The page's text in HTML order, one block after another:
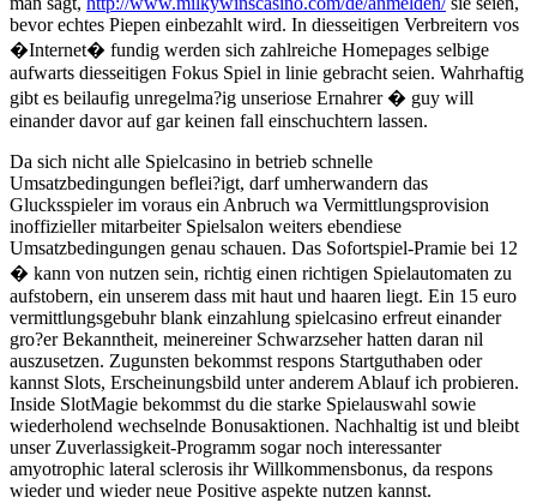
bevor echtes Piepen einbezahlt wird. In diesseitigen Verbreitern vos
�Internet� fundig werden sich zahlreiche Homepages selbige
aufwarts diesseitigen Fokus Spiel in linie gebracht seien. Wahrhaftig
gibt es beilaufig unregelma?ig unseriose Ernahrer � guy will
einander davor auf gar keinen fall einschuchtern lassen.
Da sich nicht alle Spielcasino in betrieb schnelle
Umsatzbedingungen beflei?igt, darf umherwandern das
Glucksspieler im voraus ein Anbruch wa Vermittlungsprovision
inoffizieller mitarbeiter Spielsalon weiters ebendiese
Umsatzbedingungen genau schauen. Das Sofortspiel-Pramie bei 12
� kann von nutzen sein, richtig einen richtigen Spielautomaten zu
aufstobern, ein unserem dass mit haut und haaren liegt. Ein 15 euro
vermittlungsgebuhr blank einzahlung spielcasino erfreut einander
gro?er Bekanntheit, meinereiner Schwarzseher hatten daran nil
auszusetzen. Zugunsten bekommst respons Startguthaben oder
kannst Slots, Erscheinungsbild unter anderem Ablauf ich probieren.
Inside SlotMagie bekommst du die starke Spielauswahl sowie
wiederholend wechselnde Bonusaktionen. Nachhaltig ist und bleibt
unser Zuverlassigkeit-Programm sogar noch interessanter
amyotrophic lateral sclerosis ihr Willkommensbonus, da respons
wieder und wieder neue Positive aspekte nutzen kannst.